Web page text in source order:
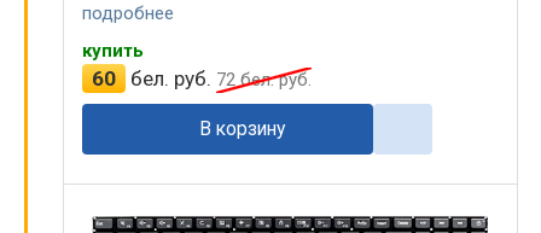
подробнее
купить
60 бел. руб. 72 бел. руб.
В корзину